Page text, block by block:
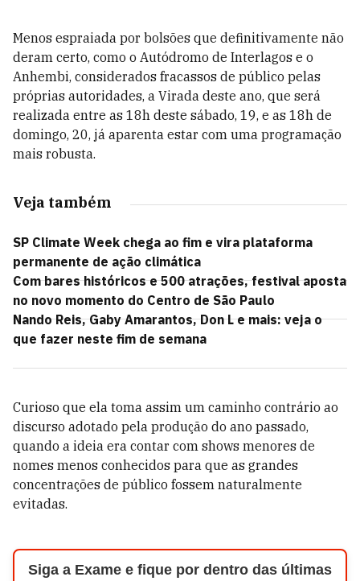
Menos espraiada por bolsões que definitivamente não
deram certo, como o Autódromo de Interlagos e o
Anhembi, considerados fracassos de público pelas
próprias autoridades, a Virada deste ano, que será
realizada entre as 18h deste sábado, 19, e as 18h de
domingo, 20, já aparenta estar com uma programação
mais robusta.
Veja também
SP Climate Week chega ao fim e vira plataforma
permanente de ação climática
Com bares históricos e 500 atrações, festival aposta
no novo momento do Centro de São Paulo
Nando Reis, Gaby Amarantos, Don L e mais: veja o
que fazer neste fim de semana
Curioso que ela toma assim um caminho contrário ao
discurso adotado pela produção do ano passado,
quando a ideia era contar com shows menores de
nomes menos conhecidos para que as grandes
concentrações de público fossem naturalmente
evitadas.
Siga a Exame e fique por dentro das últimas